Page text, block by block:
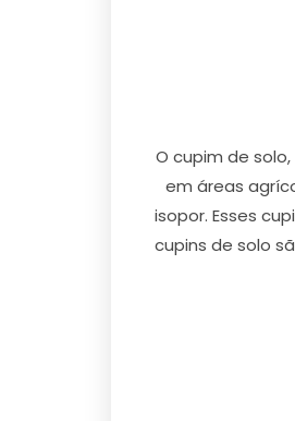
O cupim de
em áreas
isopor. Esses
cupins de solo